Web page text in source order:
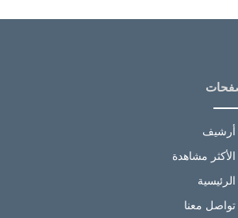
أرشيف
الأكثر مشاهدة
الرئيسية
تواصل معنا